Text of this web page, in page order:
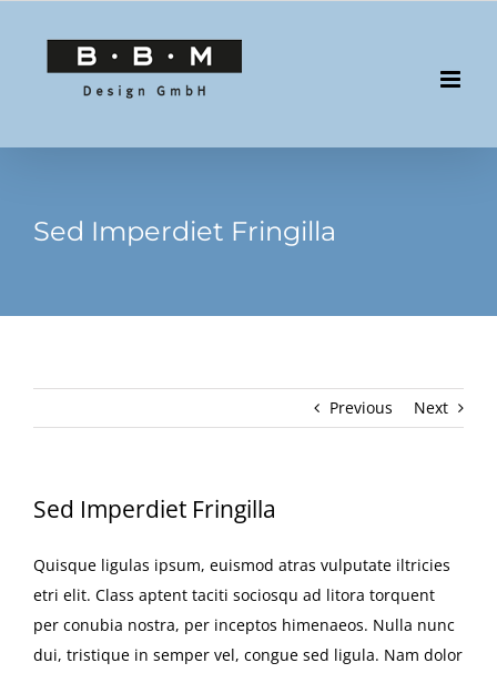
content
Sed Imperdiet Fringilla
Previous Next
Sed Imperdiet Fringilla
Quisque ligulas ipsum, euismod atras vulputate iltricies
etri elit. Class aptent taciti sociosqu ad litora torquent
per conubia nostra, per inceptos himenaeos. Nulla nunc
dui, tristique in semper vel, congue sed ligula. Nam dolor